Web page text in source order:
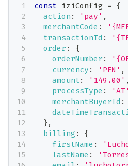
const iziConfig = {
action : 'pay' ,
merchantCode :
transactionId :
order :
{
orderNumber :
currency : 'PEN' ,
amount : '149.00' ,
processType : 'AT'
merchantBuyerId :
} ,
billing :
{
firstName :
lastName :